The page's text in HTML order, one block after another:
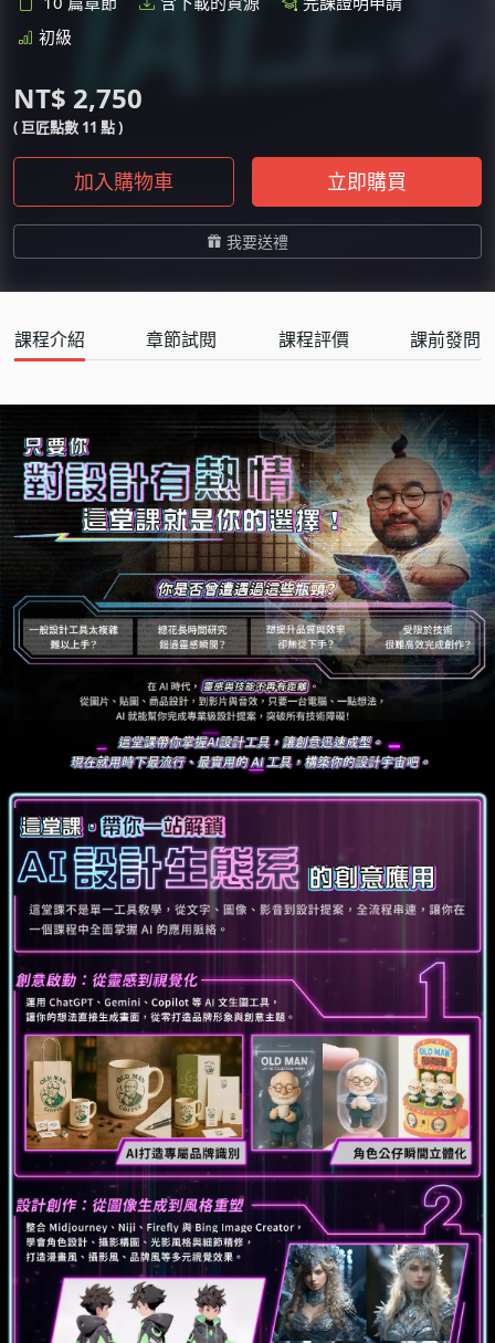
初級
NT$ 2,750
( 巨匠點數 11 點 )
加入購物車 立即購買
我要送禮
課程介紹 章節試閱 課程評價 課前發問